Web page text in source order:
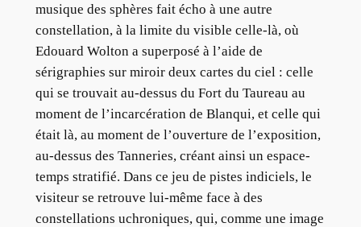
musique des sphères fait écho à une autre
constellation, à la limite du visible celle-là, où
Edouard Wolton a superposé à l’aide de
sérigraphies sur miroir deux cartes du ciel : celle
qui se trouvait au-dessus du Fort du Taureau au
moment de l’incarcération de Blanqui, et celle qui
était là, au moment de l’ouverture de l’exposition,
au-dessus des Tanneries, créant ainsi un espace-
temps stratifié. Dans ce jeu de pistes indiciels, le
visiteur se retrouve lui-même face à des
constellations uchroniques, qui, comme une image